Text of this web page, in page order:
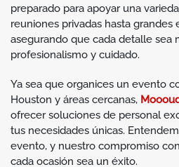
preparado para apoyar una
reuniones privadas hasta grandes
asegurando que cada detalle sea
profesionalismo y cuidado.
Ya sea que organices un evento
Houston y áreas cercanas,
ofrecer soluciones de personal
tus necesidades únicas.
evento, y nuestro compromiso
cada ocasión sea un éxito.